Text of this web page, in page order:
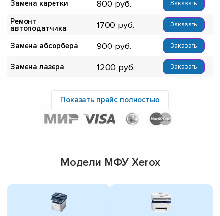
Замена каретки 800 Заказать
Ремонт
автоподатчика
1700 Заказать
Замена абсорбера 900 Заказать
Замена лазера 1200 Заказать
Показать прайс полностью
Модели МФУ Xerox